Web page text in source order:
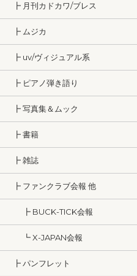
┣ 月刊カドカワ/ブレス
┣ ムジカ
┣ uv/ヴィジュアル系
┣ ピアノ弾き語り
┣ 写真集＆ムック
┣ 書籍
┣ 雑誌
┣ ファンクラブ会報 他
┣ BUCK-TICK会報
┗ X-JAPAN会報
┣ パンフレット